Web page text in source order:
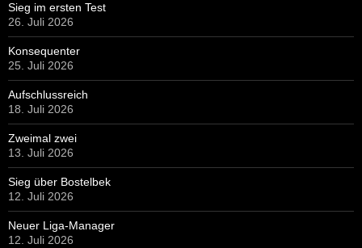
Sieg im ersten Test
26. Juli 2026
Konsequenter
25. Juli 2026
Aufschlussreich
18. Juli 2026
Zweimal zwei
13. Juli 2026
Sieg über Bostelbek
12. Juli 2026
Neuer Liga-Manager
12. Juli 2026